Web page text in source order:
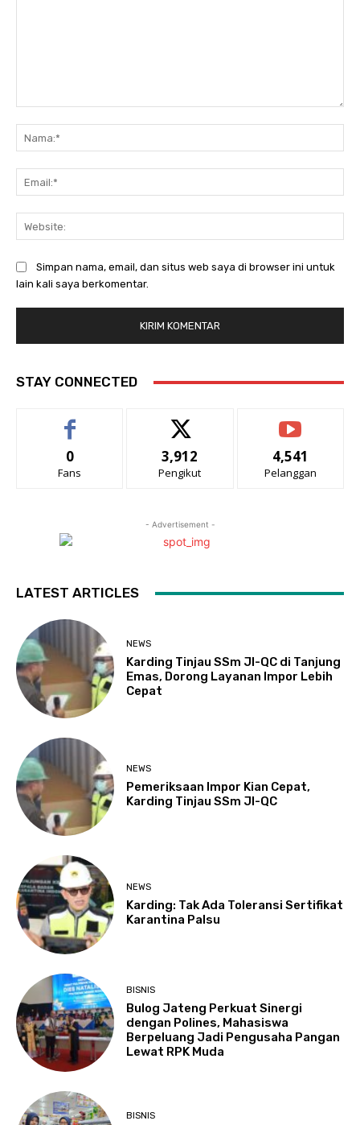
Simpan nama, email, dan situs web saya di browser ini untuk
lain kali saya berkomentar.
STAY CONNECTED
0
Fans
3,912
Pengikut
4,541
Pelanggan
- Advertisement -
LATEST ARTICLES
NEWS
Karding Tinjau SSm JI-QC di Tanjung
Emas, Dorong Layanan Impor Lebih
Cepat
NEWS
Pemeriksaan Impor Kian Cepat,
Karding Tinjau SSm JI-QC
NEWS
Karding: Tak Ada Toleransi Sertifikat
Karantina Palsu
BISNIS
Bulog Jateng Perkuat Sinergi
dengan Polines, Mahasiswa
Berpeluang Jadi Pengusaha Pangan
Lewat RPK Muda
BISNIS